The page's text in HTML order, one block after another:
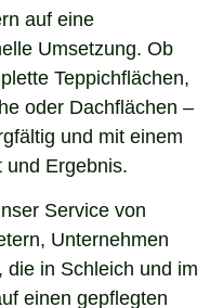
auf eine
Umsetzung. Ob
Teppichflächen,
oder Dachflächen –
und mit einem
Ergebnis.
Service von
Unternehmen
die in Schleich und im
einen gepflegten